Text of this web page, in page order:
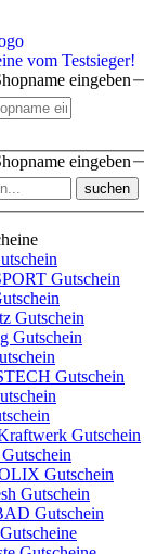
vom Testsieger!
eingeben
eingeben
suchen
Gutschein
Gutschein
Gutschein
Gutschein
Gutschein
Gutschein
Gutschein
Gutschein